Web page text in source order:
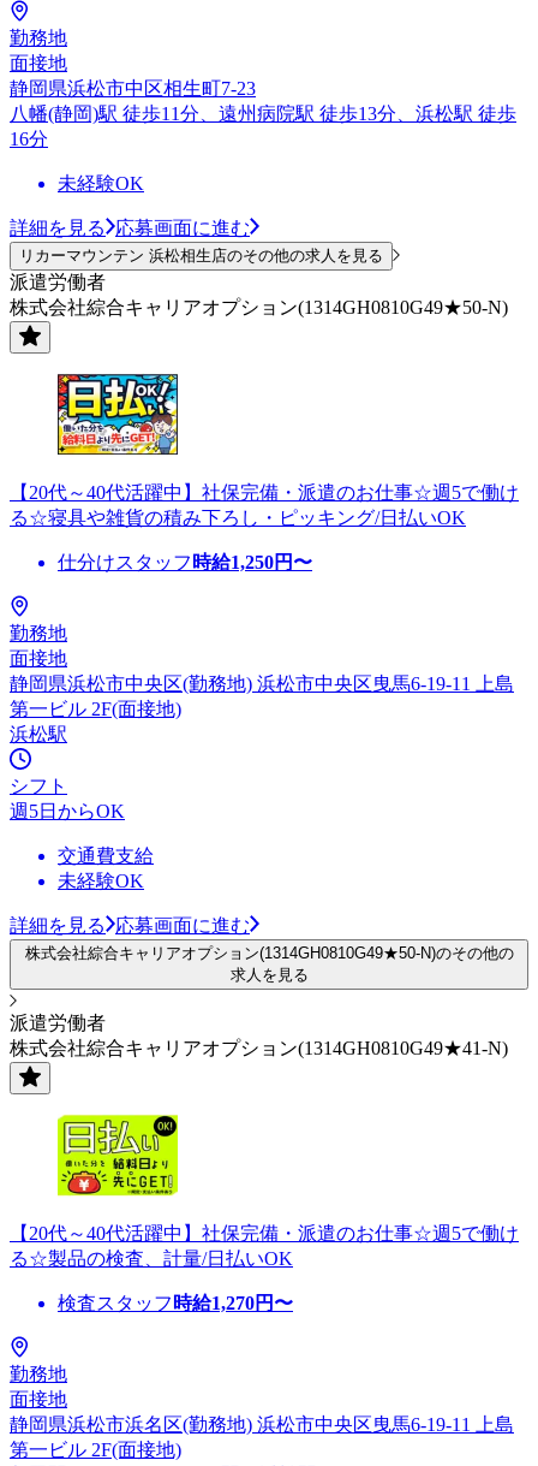
勤務地
面接地
静岡県浜松市中区相生町7-23
八幡(静岡)駅 徒歩11分、遠州病院駅 徒歩13分、浜松駅 徒歩
16分
未経験OK
詳細を見る 応募画面に進む
リカーマウンテン 浜松相生店のその他の求人を見る
派遣労働者
株式会社綜合キャリアオプション(1314GH0810G49★50-N)
【20代～40代活躍中】社保完備・派遣のお仕事☆週5で働け
る☆寝具や雑貨の積み下ろし・ピッキング/日払いOK
仕分けスタッフ 時給1,250円〜
勤務地
面接地
静岡県浜松市中央区(勤務地) 浜松市中央区曳馬6-19-11 上島
第一ビル 2F(面接地)
浜松駅
シフト
週5日からOK
交通費支給
未経験OK
詳細を見る 応募画面に進む
株式会社綜合キャリアオプション(1314GH0810G49★50-N)のその他の
求人を見る
派遣労働者
株式会社綜合キャリアオプション(1314GH0810G49★41-N)
【20代～40代活躍中】社保完備・派遣のお仕事☆週5で働け
る☆製品の検査、計量/日払いOK
検査スタッフ 時給1,270円〜
勤務地
面接地
静岡県浜松市浜名区(勤務地) 浜松市中央区曳馬6-19-11 上島
第一ビル 2F(面接地)